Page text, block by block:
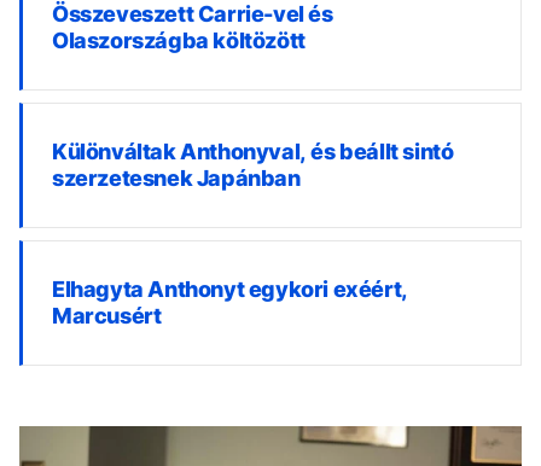
Összeveszett Carrie-vel és
Olaszországba költözött
Különváltak Anthonyval, és beállt sintó
szerzetesnek Japánban
Elhagyta Anthonyt egykori exéért,
Marcusért